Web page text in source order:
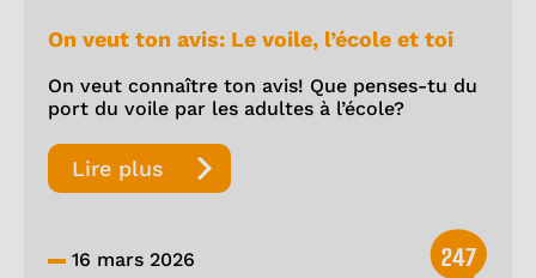
On veut ton avis: Le voile, l’école et toi
On veut connaître ton avis! Que penses-tu du
port du voile par les adultes à l’école?
Lire plus
16 mars 2026 247